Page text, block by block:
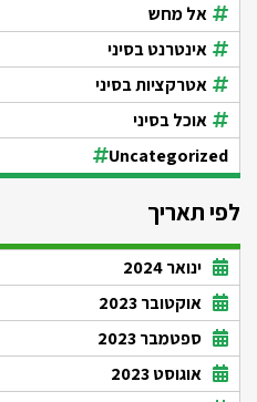
אל מחש
אינטרנט בסיני
אטרקציות בסיני
אוכל בסיני
Uncategorized
לפי תאריך
ינואר 2024
אוקטובר 2023
ספטמבר 2023
אוגוסט 2023